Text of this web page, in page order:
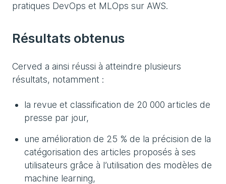
pratiques DevOps et MLOps sur AWS.
Résultats obtenus
Cerved a ainsi réussi à atteindre plusieurs
résultats, notamment :
la revue et classification de 20 000 articles de
presse par jour,
une amélioration de 25 % de la précision de la
catégorisation des articles proposés à ses
utilisateurs grâce à l’utilisation des modèles de
machine learning,